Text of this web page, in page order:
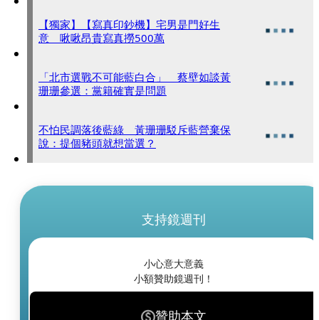
【獨家】【寫真印鈔機】宅男是門好生
意 啾啾昂貴寫真撈500萬
「北市選戰不可能藍白合」 蔡壁如談黃
珊珊參選：黨籍確實是問題
不怕民調落後藍綠 黃珊珊駁斥藍營棄保
說：提個豬頭就想當選？
支持鏡週刊
小心意大意義
小額贊助鏡週刊！
贊助本文